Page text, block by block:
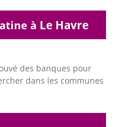
à Le Havre
des banques pour
dans les communes